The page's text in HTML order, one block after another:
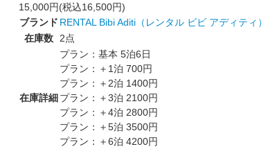
15,000円(税込16,500円)
ブランド RENTAL Bibi Aditi（レンタル ビビ アディティ）
在庫数
2点
在庫詳細
プラン：基本 5泊6日
プラン：＋1泊 700円
プラン：＋2泊 1400円
プラン：＋3泊 2100円
プラン：＋4泊 2800円
プラン：＋5泊 3500円
プラン：＋6泊 4200円